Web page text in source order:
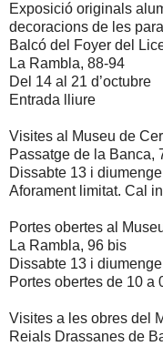
Exposició originals
decoracions de les
Balcó del Foyer del
La Rambla, 88-94
Del 14 al 21 d’octubre
Entrada lliure
Visites al Museu de
Passatge de la Banca,
Dissabte 13 i
Aforament limitat. Cal
Portes obertes al
La Rambla, 96 bis
Dissabte 13 i
Portes obertes de 10 a
Visites a les obres del
Reials Drassanes de